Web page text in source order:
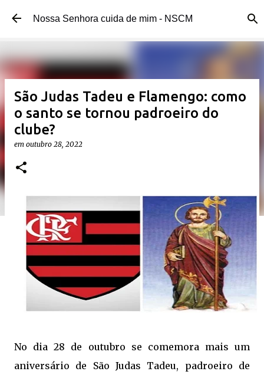
Pular para o conteúdo principal
Nossa Senhora cuida de mim - NSCM
São Judas Tadeu e Flamengo: como
o santo se tornou padroeiro do
clube?
em outubro 28, 2022
No dia 28 de outubro se comemora mais um
aniversário de São Judas Tadeu, padroeiro de